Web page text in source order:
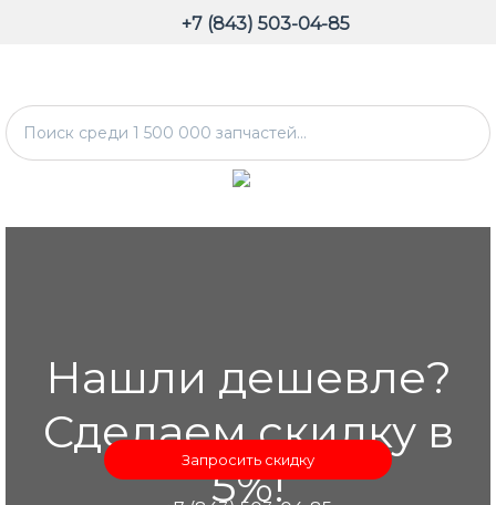
+7 (843) 503-04-85
Нашли дешевле?
Сделаем скидку в
5%!
Запросить скидку